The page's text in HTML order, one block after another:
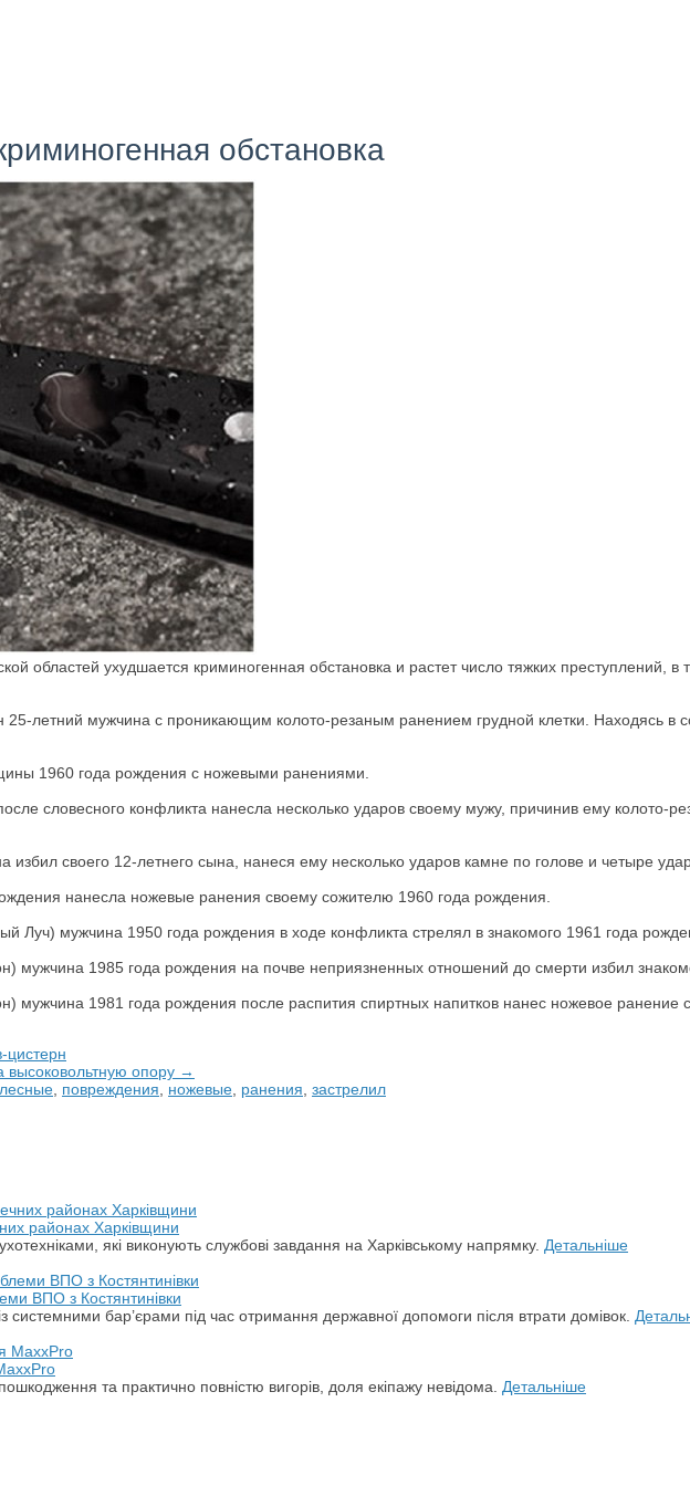
обстановка
областей ухудшается криминогенная обстановка и растет число тяжких преступлений, в
летний мужчина с проникающим колото-резаным ранением грудной клетки. Находясь в
1960 года рождения с ножевыми ранениями.
словесного конфликта нанесла несколько ударов своему мужу, причинив ему колото-
своего 12-летнего сына, нанеся ему несколько ударов камне по голове и четыре
нанесла ножевые ранения своему сожителю 1960 года рождения.
Луч) мужчина 1950 года рождения в ходе конфликта стрелял в знакомого 1961 года
мужчина 1985 года рождения на почве неприязненных отношений до смерти избил
мужчина 1981 года рождения после распития спиртных напитков нанес ножевое ранение
цистерн
высоковольтную опору →
повреждения ножевые ранения застрелил
районах Харківщини
які виконують службові завдання на Харківському напрямку. Детальніше
ВПО з Костянтинівки
бар’єрами під час отримання державної допомоги після втрати домівок.
та практично повністю вигорів, доля екіпажу невідома. Детальніше